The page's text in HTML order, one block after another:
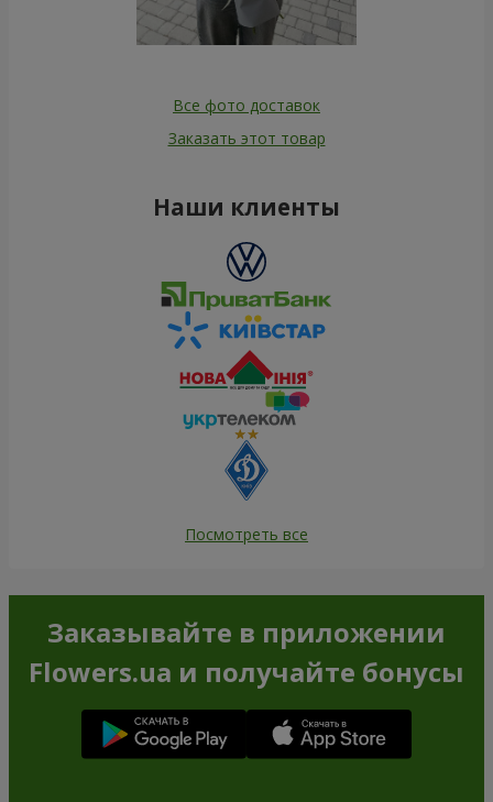
Все фото доставок
Заказать этот товар
Наши клиенты
Посмотреть все
Заказывайте в приложении
Flowers.ua и получайте бонусы